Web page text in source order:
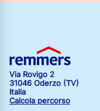
Via Rovigo 2
31046 Oderzo (TV)
Italia
Calcola percorso